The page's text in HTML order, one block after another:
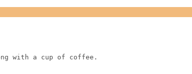
with a cup of coffee.